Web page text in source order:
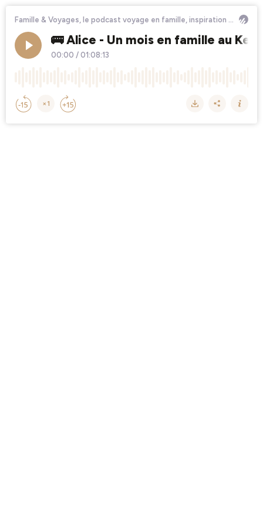
Famille & Voyages, le podcast voyage en famille, inspiration pour vos prochaines vacances
🚌 Alice - Un mois en famille au
00:00 / 01:08:13
×1